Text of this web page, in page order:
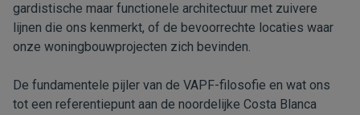
gardistische maar functionele architectuur met zuivere
lijnen die ons kenmerkt, of de bevoorrechte locaties waar
onze woningbouwprojecten zich bevinden.
De fundamentele pijler van de VAPF-filosofie en wat ons
tot een referentiepunt aan de noordelijke Costa Blanca